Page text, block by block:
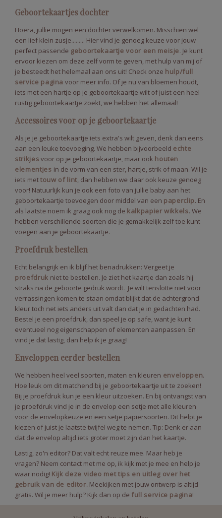
Geboortekaartjes dochter
Hoera, jullie mogen een dochter verwelkomen. Misschien wel
een lief klein zusje......... Hier vind je genoeg keuze voor jouw
perfect passende geboortekaartje voor een meisje. Je kunt
ervoor kiezen om deze zelf vorm te geven, met hulp van mij of
je besteedt het helemaal aan ons uit! Check onze hulp/full
service pagina voor meer info. Of je nu van bloemen houdt,
iets met een hartje op je geboortekaartje wilt of juist een heel
rustig geboortekaartje zoekt, we hebben het allemaal!
Accessoires voor op je geboortekaartje
Als je je geboortekaartje iets extra's wilt geven, denk dan eens
aan een leuke toevoeging. We hebben bijvoorbeeld echte
strikjesvoor op je geboortekaartje, maar ook houten
elementjes in de vorm van een ster, hartje, strik of maan. Wil je
iets mettouw of lint, dan hebben we daar ook keuze genoeg
voor! Natuurlijk kun je ook een foto van jullie baby aan het
geboortekaartje toevoegen door middel van een paperclip. En
als laatste noem ik graag ook nog de kalkpapier wikkels. We
hebben verschillende soorten die je gemakkelijk zelf toe kunt
voegen aan je geboortekaartje.
Proefdruk bestellen
Echt belangrijk en ik blijf het benadrukken: Vergeet je
proefdruk niet te bestellen. Je ziet het kaartje dan zoals hij
straks na de geboorte gedruk wordt. Je wilt tenslotte niet voor
verrassingen komen te staan omdat blijkt dat de achtergrond
kleur toch net iets anders uit valt dan dat je in gedachten had.
Bestel je een proefdruk, dan speel je op safe, want je kunt
eventueel nog eigenschappen of elementen aanpassen. En
vind je dat lastig, dan help ik je graag!
Enveloppen eerder bestellen
We hebben heel veel soorten, maten en kleuren enveloppen.
Hoe leuk om dit matchend bij je geboortekaartje uit te zoeken!
Bij je proefdruk kun je een kleur uitzoeken. En bij ontvangst van
je proefdruk vind je in de envelop een setje met alle kleuren
voor de envelopkeuze en een setje papiersoorten. Dit helpt je
kiezen of juist je laatste twijfel weg te nemen. Tip: Denk er aan
dat de envelop altijd iets groter moet zijn dan het kaartje.
Lastig, zo'n editor? Dat valt echt reuze mee. Maar heb je
vragen? Neem contact met me op, ik kijk met je mee en help je
waar nodig! Kijk deze video met tips en uitleg over het
gebruik van de editor. Meekijken met jouw ontwerp is altijd
gratis. Wil je meer hulp? Kijk dan op de full service pagina!